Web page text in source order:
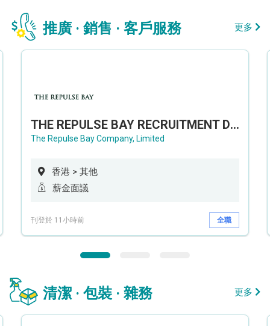
推廣 · 銷售 · 客戶服務 更多
THE REPULSE BAY RECRUITMENT DAY 淺水灣影灣園人才招聘會
The Repulse Bay Company, Limited
香港 > 其他
薪金面議
刊登於 11小時前 全職
清潔 · 包裝 · 雜務 更多